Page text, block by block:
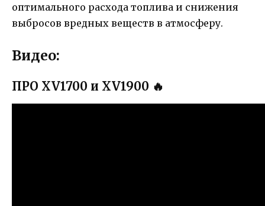
оптимального расхода топлива и снижения
выбросов вредных веществ в атмосферу.
Видео:
ПРО XV1700 и XV1900 🔥